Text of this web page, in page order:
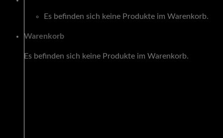
Es befinden sich keine Produkte im Warenkorb.
Warenkorb
Es befinden sich keine Produkte im Warenkorb.